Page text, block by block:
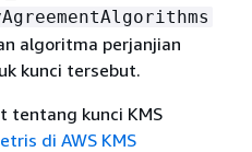
algoritma perjanjian
kunci tersebut.
tentang kunci KMS
di AWS KMS